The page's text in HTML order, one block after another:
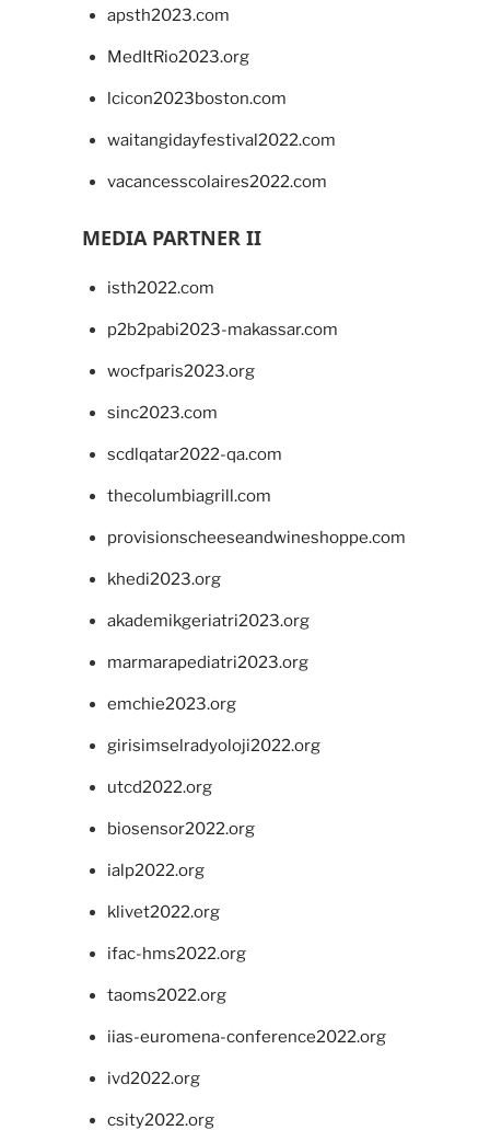
apsth2023.com
MedItRio2023.org
lcicon2023boston.com
waitangidayfestival2022.com
vacancesscolaires2022.com
MEDIA PARTNER II
isth2022.com
p2b2pabi2023-makassar.com
wocfparis2023.org
sinc2023.com
scdlqatar2022-qa.com
thecolumbiagrill.com
provisionscheeseandwineshoppe.com
khedi2023.org
akademikgeriatri2023.org
marmarapediatri2023.org
emchie2023.org
girisimselradyoloji2022.org
utcd2022.org
biosensor2022.org
ialp2022.org
klivet2022.org
ifac-hms2022.org
taoms2022.org
iias-euromena-conference2022.org
ivd2022.org
csity2022.org